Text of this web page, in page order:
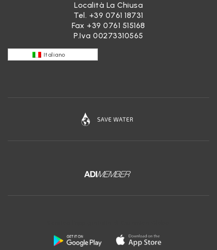
Località La Chiusa
Tel. +39 0761 18731
Fax +39 0761 515168
P.Iva 00273310565
Italiano